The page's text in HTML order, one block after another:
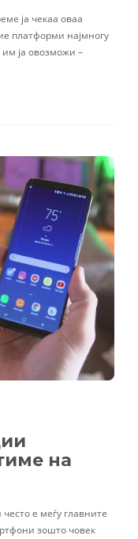
ја чекаа оваа
платформи најмногу
им ја овозможи –
на
е меѓу главните
зошто човек